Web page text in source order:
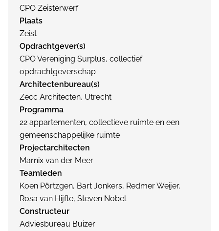
CPO Zeisterwerf
Plaats
Zeist
Opdrachtgever(s)
CPO Vereniging Surplus, collectief
opdrachtgeverschap
Architectenbureau(s)
Zecc Architecten, Utrecht
Programma
22 appartementen, collectieve ruimte en een
gemeenschappelijke ruimte
Projectarchitecten
Marnix van der Meer
Teamleden
Koen Pörtzgen, Bart Jonkers, Redmer Weijer,
Rosa van Hijfte, Steven Nobel
Constructeur
Adviesbureau Buizer